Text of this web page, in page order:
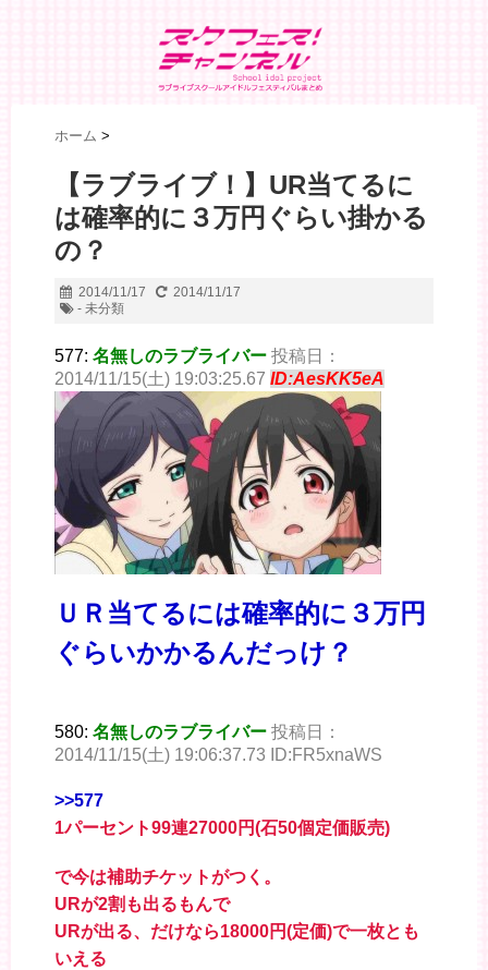
ホーム >
【ラブライブ！】UR当てるに
は確率的に３万円ぐらい掛かる
の？
2014/11/17
2014/11/17
- 未分類
577: 名無しのラブライバー 投稿日：
2014/11/15(土) 19:03:25.67 ID:AesKK5eA
ＵＲ当てるには確率的に３万円
ぐらいかかるんだっけ？
580: 名無しのラブライバー 投稿日：
2014/11/15(土) 19:06:37.73 ID:FR5xnaWS
>>577
1パーセント99連27000円(石50個定価販売)
で今は補助チケットがつく。
URが2割も出るもんで
URが出る、だけなら18000円(定価)で一枚とも
いえる